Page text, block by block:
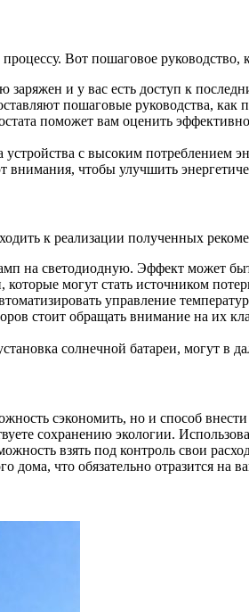
Вот пошаговое руководство,
и у вас есть доступ к
пошаговые руководства, как
поможет вам оценить
с высоким потреблением
чтобы улучшить
к реализации полученных
на светодиодную. Эффект может
могут стать источником
управление
стоит обращать внимание на их
солнечной батареи, могут в
сэкономить, но и способ
сохранению экологии.
взять под контроль свои
дома, что обязательно отразится